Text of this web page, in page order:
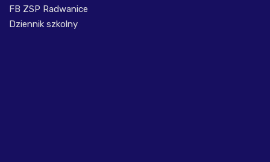
FB ZSP Radwanice
Dziennik szkolny